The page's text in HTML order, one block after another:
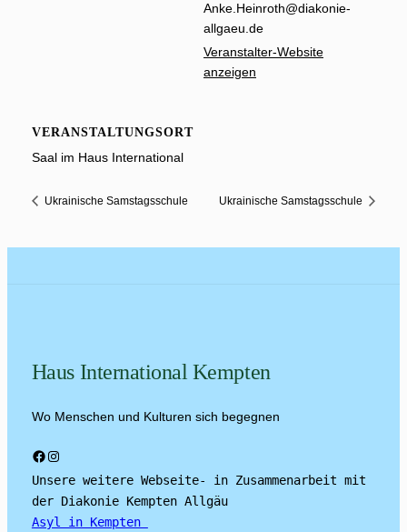
Anke.Heinroth@diakonie-
allgaeu.de
Veranstalter-Website
anzeigen
VERANSTALTUNGSORT
Saal im Haus International
Ukrainische Samstagsschule Ukrainische Samstagsschule
Haus International Kempten
Wo Menschen und Kulturen sich begegnen
Facebook Instagram
Unsere weitere Webseite- in Zusammenarbeit mit
der Diakonie Kempten Allgäu
Asyl in Kempten